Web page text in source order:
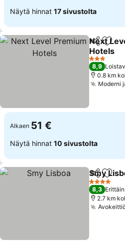
Näytä hinnat 17 sivustolta
Jaa
Next
Hotels
3
8,9
0.8 km
Moderni
Alkaen 51 €
Näytä hinnat 10 sivustolta
Jaa
Smy
4
8,3
2.7 km